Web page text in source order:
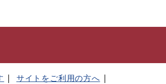
サイトをご利用の方へ